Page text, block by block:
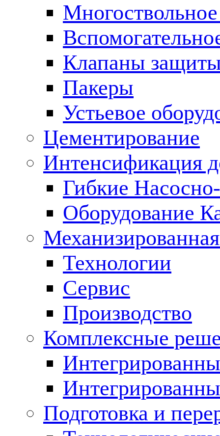
Клапаны
Пакеры
Устьевое
Цементирование
Интенсификация
Гибкие
Оборудование
Технологии
Сервис
Производство
Комплексные
Подготовка и